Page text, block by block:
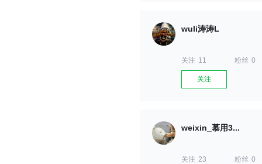
wuli涛涛L
关注 11 粉丝 0
关注
weixin_慕用3...
关注 23 粉丝 0